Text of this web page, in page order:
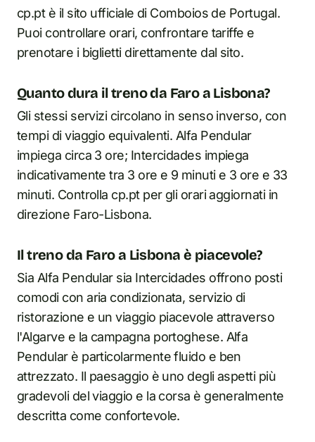
cp.pt è il sito ufficiale di Comboios de Portugal.
Puoi controllare orari, confrontare tariffe e
prenotare i biglietti direttamente dal sito.
Quanto dura il treno da Faro a Lisbona?
Gli stessi servizi circolano in senso inverso, con
tempi di viaggio equivalenti. Alfa Pendular
impiega circa 3 ore; Intercidades impiega
indicativamente tra 3 ore e 9 minuti e 3 ore e 33
minuti. Controlla cp.pt per gli orari aggiornati in
direzione Faro-Lisbona.
Il treno da Faro a Lisbona è piacevole?
Sia Alfa Pendular sia Intercidades offrono posti
comodi con aria condizionata, servizio di
ristorazione e un viaggio piacevole attraverso
l'Algarve e la campagna portoghese. Alfa
Pendular è particolarmente fluido e ben
attrezzato. Il paesaggio è uno degli aspetti più
gradevoli del viaggio e la corsa è generalmente
descritta come confortevole.